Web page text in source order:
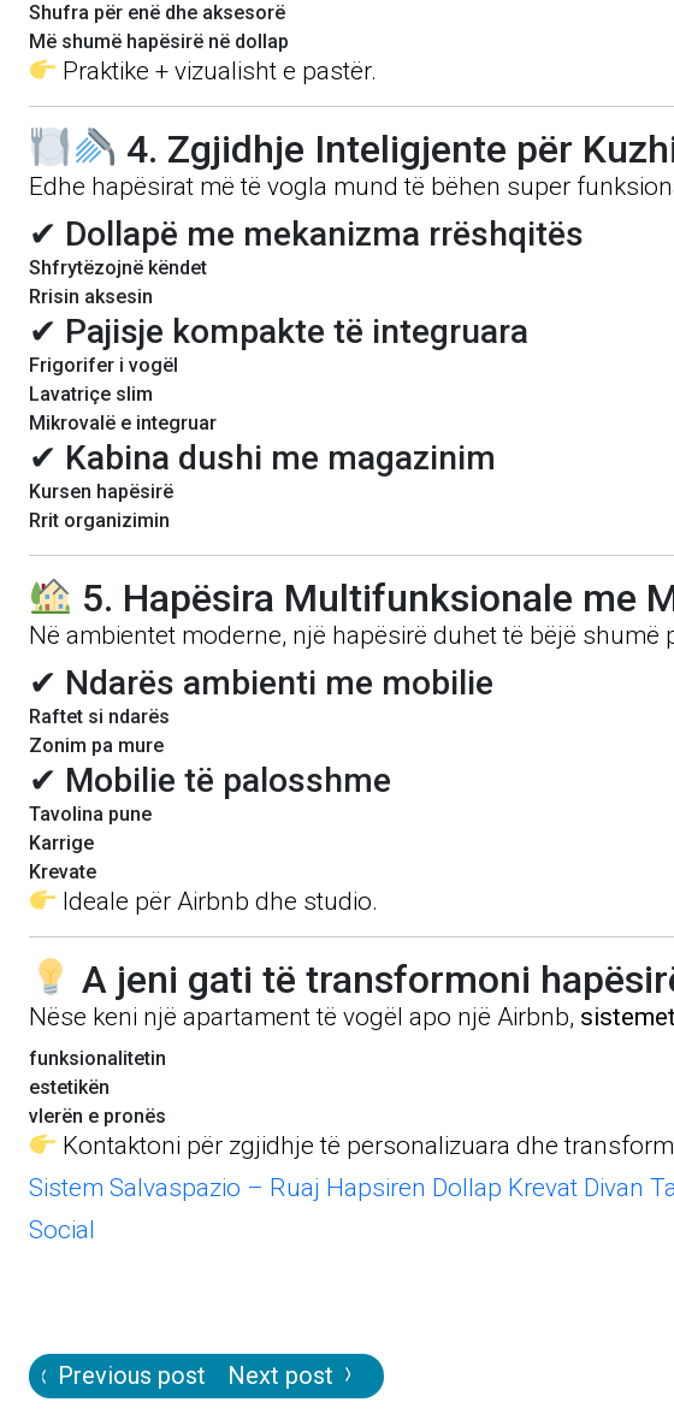
Shufra për enë dhe aksesorë
Më shumë hapësirë në dollap
Praktike + vizualisht e pastër.
4. Zgjidhje Inteligjente për
Edhe hapësirat më të vogla mund të bëhen super
✔ Dollapë me mekanizma rrëshqitës
Shfrytëzojnë këndet
Rrisin aksesin
✔ Pajisje kompakte të integruara
Frigorifer i vogël
Lavatriçe slim
Mikrovalë e integruar
✔ Kabina dushi me magazinim
Kursen hapësirë
Rrit organizimin
5. Hapësira Multifunksionale me
Në ambientet moderne, një hapësirë duhet të bëjë shumë
✔ Ndarës ambienti me mobilie
Raftet si ndarës
Zonim pa mure
✔ Mobilie të palosshme
Tavolina pune
Karrige
Krevate
Ideale për Airbnb dhe studio.
A jeni gati të transformoni
Nëse keni një apartament të vogël apo një Airbnb,
funksionalitetin
estetikën
vlerën e pronës
Kontaktoni për zgjidhje të personalizuara dhe
Sistem Salvaspazio – Ruaj Hapsiren Dollap Krevat Divan
Social
Post
Previous post
Next post